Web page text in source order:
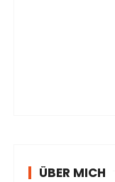
ÜBER MICH